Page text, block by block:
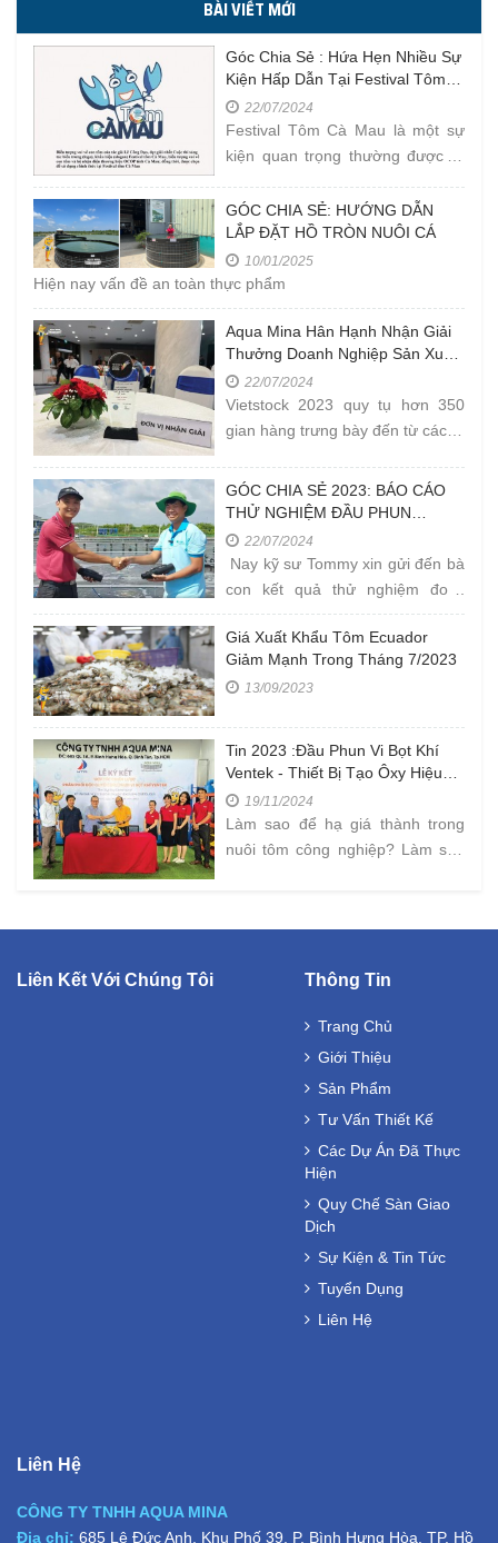
BÀI VIẾT MỚI
Góc Chia Sẻ : Hứa Hẹn Nhiều Sự
Kiện Hấp Dẫn Tại Festival Tôm
Cà Mau Năm 2023
22/07/2024
Festival Tôm Cà Mau là một sự
kiện quan trọng thường được tổ
Tôm Cà Mau được biết đến là
một
GÓC CHIA SẺ: HƯỚNG DẪN
LẮP ĐẶT HỒ TRÒN NUÔI CÁ
10/01/2025
Hiện nay vấn đề an toàn thực phẩm
Aqua Mina Hân Hạnh Nhận Giải
Thưởng Doanh Nghiệp Sản Xuất
Thiết Bị Thuỷ Sản Tốt Nhất Tại
Vietstock 2023
22/07/2024
Vietstock 2023 quy tụ hơn 350
gian hàng trưng bày đến từ các tổ
trong lĩnh vực chăn nuôi và nuôi
trồng thủy
GÓC CHIA SẺ 2023: BÁO CÁO
THỬ NGHIỆM ĐẦU PHUN
VENTEK THỰC TẾ TẠI FARM Ở
CÀ MAU
22/07/2024
Nay kỹ sư Tommy xin gửi đến bà
con kết quả thử nghiệm đo "
NỒNG ĐỘ OXY TRONG AO " tại
Farm công ty Âu Mỹ AEC ở Cà
Mau với kích
Giá Xuất Khẩu Tôm Ecuador
Giảm Mạnh Trong Tháng 7/2023
13/09/2023
Tin 2023 :Đầu Phun Vi Bọt Khí
Ventek - Thiết Bị Tạo Ôxy Hiệu
Quả Trong Nuôi Tôm Mật Độ Cao
19/11/2024
Làm sao để hạ giá thành trong
nuôi tôm công nghiệp? Làm sao
Liên Kết Với Chúng Tôi Thông Tin
Trang Chủ
Giới Thiệu
Sản Phẩm
Tư Vấn Thiết Kế
Các Dự Án Đã Thực
Hiện
Quy Chế Sàn Giao
Dịch
Sự Kiện & Tin Tức
Tuyển Dụng
Liên Hệ
Liên Hệ
CÔNG TY TNHH AQUA MINA
Địa chỉ: 685 Lê Đức Anh, Khu Phố 39, P. Bình Hưng Hòa, TP. Hồ